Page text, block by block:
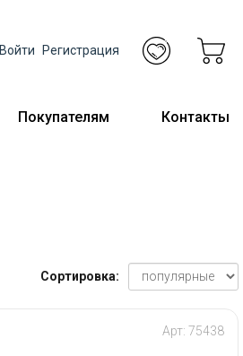
Войти Регистрация
Покупателям Контакты
Сортировка:
Арт: 75438